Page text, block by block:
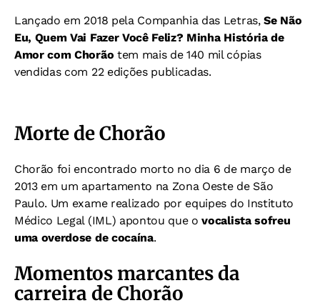
Lançado em 2018 pela Companhia das Letras,Se Não
Eu, Quem Vai Fazer Você Feliz? Minha História de
Amor com Chorão tem mais de 140 mil cópias
vendidas com 22 edições publicadas.
Morte de Chorão
Chorão foi encontrado morto no dia 6 de março de
2013 em um apartamento na Zona Oeste de São
Paulo. Um exame realizado por equipes do Instituto
Médico Legal (IML) apontou que ovocalista sofreu
uma overdose de cocaína.
Momentos marcantes da
carreira de Chorão